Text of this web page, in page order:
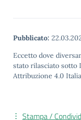
Pubblicato:
Eccetto dove
stato rilasciato sotto
Attribuzione 4.0
Stampa /